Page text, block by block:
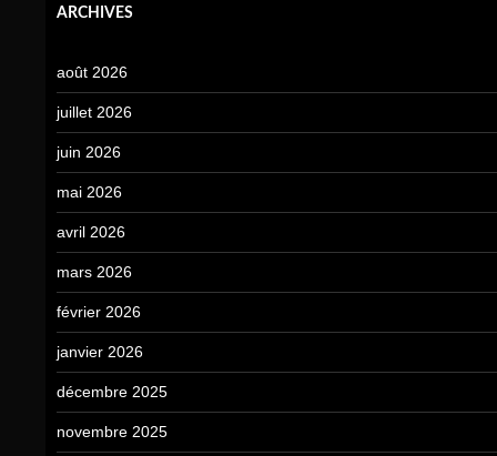
ARCHIVES
août 2026
juillet 2026
juin 2026
mai 2026
avril 2026
mars 2026
février 2026
janvier 2026
décembre 2025
novembre 2025